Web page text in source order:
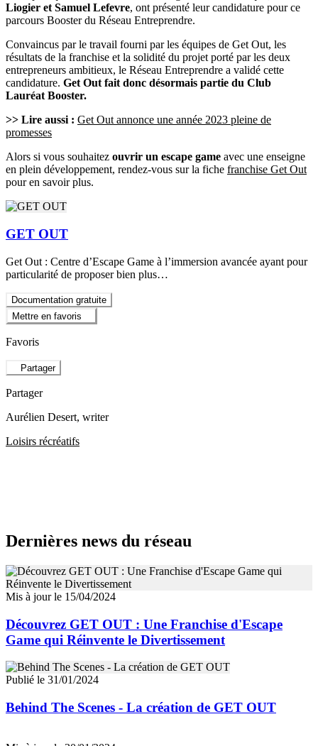
Liogier et Samuel Lefevre, ont présenté leur candidature pour ce
parcours Booster du Réseau Entreprendre.
Convaincus par le travail fourni par les équipes de Get Out, les
résultats de la franchise et la solidité du projet porté par les deux
entrepreneurs ambitieux, le Réseau Entreprendre a validé cette
candidature. Get Out fait donc désormais partie du Club
Lauréat Booster.
>> Lire aussi : Get Out annonce une année 2023 pleine de
promesses
Alors si vous souhaitez ouvrir un escape game avec une enseigne
en plein développement, rendez-vous sur la fiche franchise Get Out
pour en savoir plus.
GET OUT
Get Out : Centre d’Escape Game à l’immersion avancée ayant pour
particularité de proposer bien plus…
Documentation gratuite
Mettre en favoris
Favoris
Partager
Partager
Aurélien Desert, writer
Loisirs récréatifs
Dernières news du réseau
Mis à jour le 15/04/2024
Découvrez GET OUT : Une Franchise d'Escape
Game qui Réinvente le Divertissement
Publié le 31/01/2024
Behind The Scenes - La création de GET OUT